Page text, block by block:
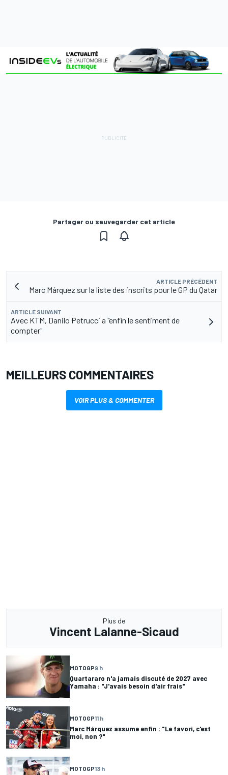
Partager ou sauvegarder cet article
ARTICLE PRÉCÉDENT
Marc Márquez sur la liste des inscrits pour le GP du Qatar
ARTICLE SUIVANT
Avec KTM, Danilo Petrucci a "enfin le sentiment de
compter"
MEILLEURS COMMENTAIRES
VOIR PLUS & COMMENTER
Plus de
Vincent Lalanne-Sicaud
MOTOGP9 h
Quartararo n'a jamais discuté de 2027 avec
Yamaha : "J'avais besoin d'air frais"
MOTOGP11 h
Marc Márquez assume enfin : "Le favori, c'est
moi, non ?"
MOTOGP13 h